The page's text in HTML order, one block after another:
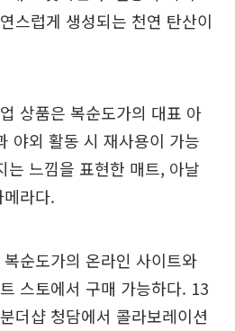
스럽게 생성되는 천연 탄산이
상품은 복순도가의 대표 아
야외 활동 시 재사용이 가능
는 느낌을 표현한 매트, 아날
라다.
순도가의 온라인 사이트와
스토에서 구매 가능하다. 13
더샵 청담에서 콜라보레이션